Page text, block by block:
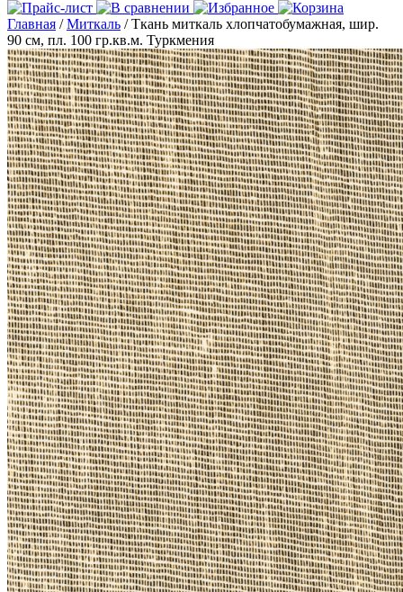
Главная /Миткаль / Ткань миткаль хлопчатобумажная, шир.
90 см, пл. 100 гр.кв.м. Туркмения